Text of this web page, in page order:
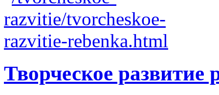
Творческое развитие